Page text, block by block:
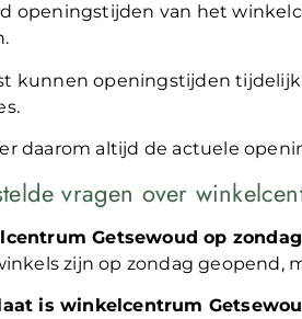
openingstijden van het
kunnen openingstijden
daarom altijd de actuele
vragen over
Getsewoud op
zijn op zondag geopend,
is winkelcentrum